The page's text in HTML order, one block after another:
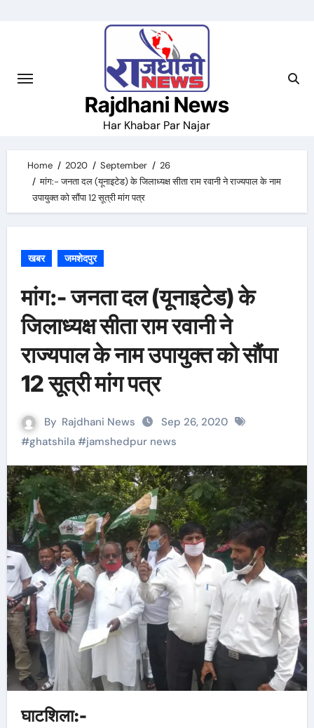
Rajdhani News
Har Khabar Par Najar
Home 2020 September
26
मांग:- जनता दल (यूनाइटेड) के जिलाध्यक्ष सीता राम रवानी ने राज्यपाल के नाम
उपायुक्त को सौंपा 12 सूत्री मांग पत्र
खबर जमशेदपुर
मांग:- जनता दल (यूनाइटेड) के
जिलाध्यक्ष सीता राम रवानी ने
राज्यपाल के नाम उपायुक्त को सौंपा
12 सूत्री मांग पत्र
By Rajdhani News
Sep 26, 2020
#ghatshila#jamshedpur news
घाटशिला:-